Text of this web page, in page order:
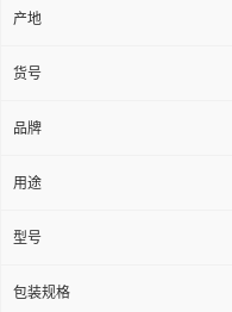
产地
货号
品牌
用途
型号
包装规格